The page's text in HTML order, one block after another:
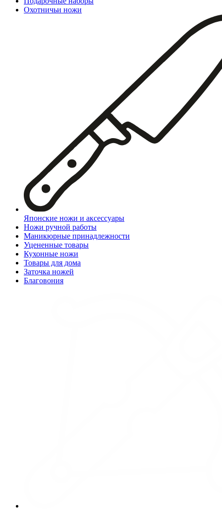
Охотничьи ножи
Японские ножи и аксессуары
Ножи ручной работы
Маникюрные принадлежности
Уцененные товары
Кухонные ножи
Товары для дома
Заточка ножей
Благовония